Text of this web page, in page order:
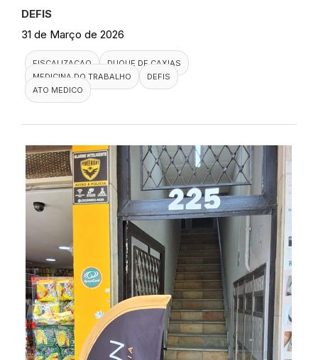
DEFIS
31 de Março de 2026
FISCALIZACAO
DUQUE DE CAXIAS
MEDICINA DO TRABALHO
DEFIS
ATO MEDICO